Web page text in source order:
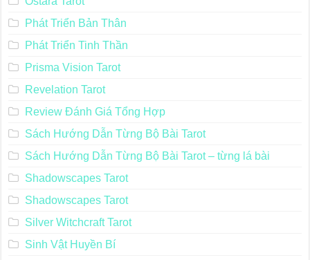
Phát Triển Bản Thân
Phát Triển Tinh Thần
Prisma Vision Tarot
Revelation Tarot
Review Đánh Giá Tổng Hợp
Sách Hướng Dẫn Từng Bộ Bài Tarot
Sách Hướng Dẫn Từng Bộ Bài Tarot – từng lá bài
Shadowscapes Tarot
Shadowscapes Tarot
Silver Witchcraft Tarot
Sinh Vật Huyền Bí